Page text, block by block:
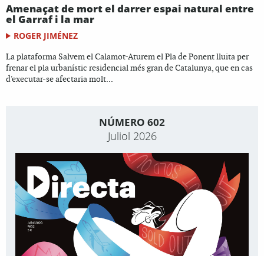
Amenaçat de mort el darrer espai natural entre
el Garraf i la mar
ROGER JIMÉNEZ
La plataforma Salvem el Calamot-Aturem el Pla de Ponent lluita per
frenar el pla urbanístic residencial més gran de Catalunya, que en cas
d'executar-se afectaria molt...
NÚMERO 602
Juliol 2026